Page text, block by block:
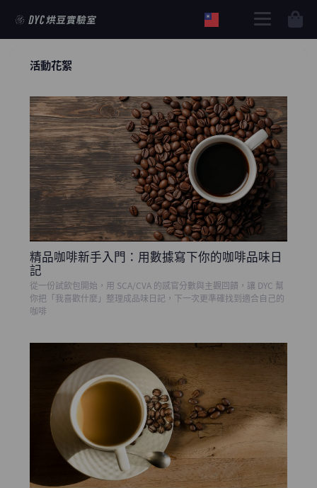
活動花絮
精品咖啡新手入門：用數據寫下你的咖啡品味日
記
從一份試飲包開始，用 SCA/CVA 的感官分數與主觀回饋，讓 DYC 幫
你把「我喜歡什麼」整理成品味日記，下一次更準確找到適合自己的
咖啡